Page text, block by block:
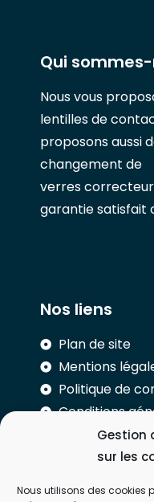
Gestion
sur les
Nous utilisons des cookies
Qui
Nous vous
lentilles de
proposons aussi
changement de
verres
garantie satisfait
Nos liens
Plan de site
Mentions
Politique de
Conditions
Réalisation